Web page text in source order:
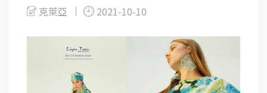
克萊亞 2021-10-10